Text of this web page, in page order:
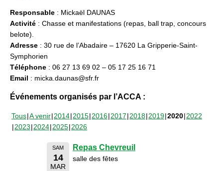
Responsable : Mickaël DAUNAS
Activité : Chasse et manifestations (repas, ball trap, concours
belote).
Adresse : 30 rue de l’Abadaire – 17620 La Gripperie-Saint-
Symphorien
Téléphone : 06 27 13 69 02 – 05 17 25 16 71
Email : micka.daunas@sfr.fr
Événements organisés par l’ACCA :
Tous A venir 2014 2015 2016 2017 2018 2019 2020 2022
2023 2024 2025 2026
SAM
14
MAR
Repas Chevreuil
salle des fêtes